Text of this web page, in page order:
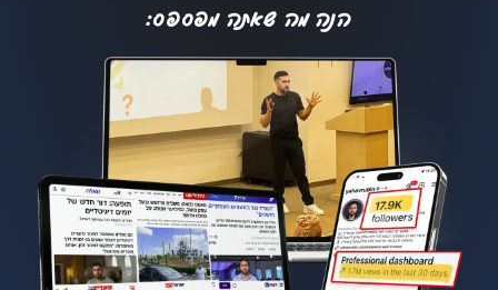
הנה מה שאתה מפספס: